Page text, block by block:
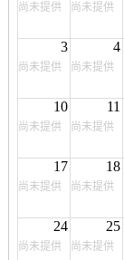
尚未提供 尚未提供
3
尚未提供
4
尚未提供
10
尚未提供
11
尚未提供
17
尚未提供
18
尚未提供
24
尚未提供
25
尚未提供